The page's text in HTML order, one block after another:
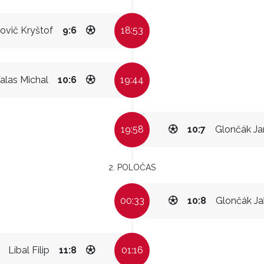
Kryštof 9:6 18:53
Michal 10:6 19:44
19:58 Glončák
10:7
2. POLOČAS
00:33 Glončák
10:8
Líbal Filip 11:8 01:16